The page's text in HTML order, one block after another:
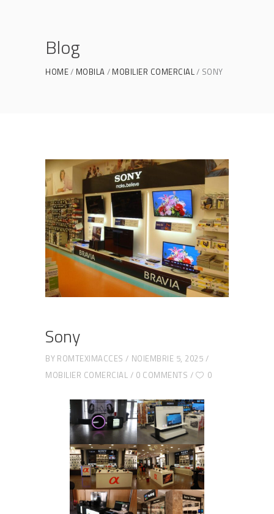
Blog
HOME MOBILA MOBILIER COMERCIAL SONY
Sony
BY ROMTEXIMACCES
NOIEMBRIE 5, 2025
MOBILIER COMERCIAL
0 COMMENTS 0